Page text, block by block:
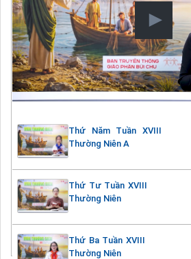
Thứ Năm Tuần XVIII
Thường Niên A
Thứ Tư Tuần XVIII
Thường Niên
Thứ Ba Tuần XVIII
Thường Niên